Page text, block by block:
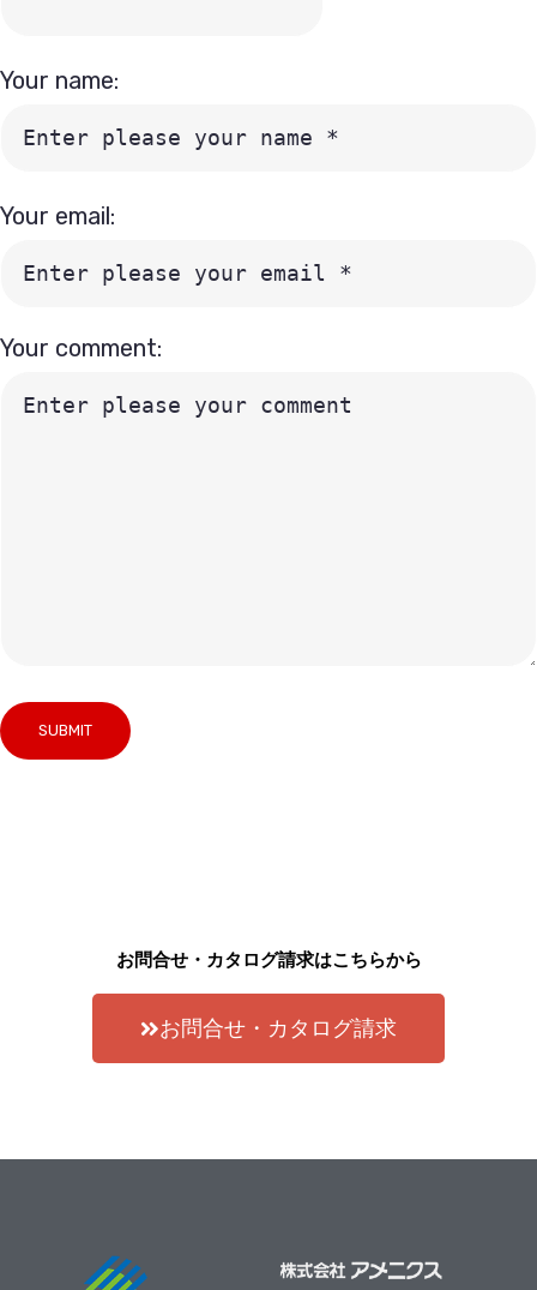
Your comment:
Your name:
Your email:
お問合せ・カタログ請求はこちらから
お問合せ・カタログ請求